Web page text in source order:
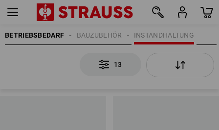
BETRIEBSBEDARF INSTANDHALTUNG
BAUZUBEHÖR
13